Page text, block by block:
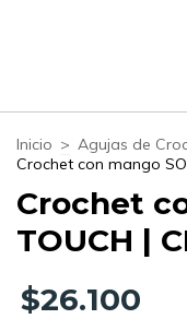
Inicio > Agujas de
Crochet con mango
Crochet
TOUCH |
$26.100